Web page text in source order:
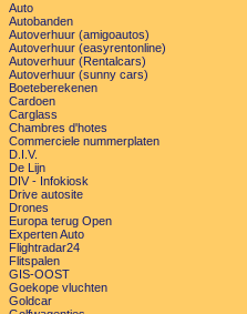
Auto
Autobanden
Autoverhuur (amigoautos)
Autoverhuur (easyrentonline)
Autoverhuur (Rentalcars)
Autoverhuur (sunny cars)
Boeteberekenen
Cardoen
Carglass
Chambres d'hotes
Commerciele nummerplaten
D.I.V.
De Lijn
DIV - Infokiosk
Drive autosite
Drones
Europa terug Open
Experten Auto
Flightradar24
Flitspalen
GIS-OOST
Goekope vluchten
Goldcar